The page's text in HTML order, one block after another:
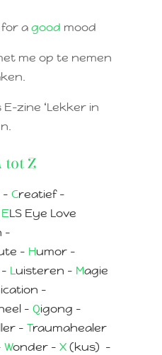
for agood mood
me op te nemen
zine ‘Lekker in
tot Z
–Creatief –
ELS Eye Love
–
– Humor –
Luisteren – Magie
–
–Qigong –
–Traumahealer
Wonder –X(kus) –